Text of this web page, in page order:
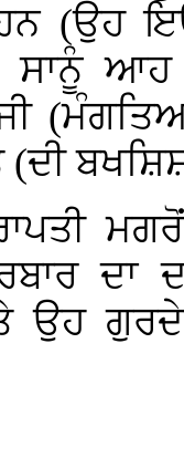
(ਉਹ
ਸਾਨੂੰ
ਜੀ
(ਦੀ
ਉਹ